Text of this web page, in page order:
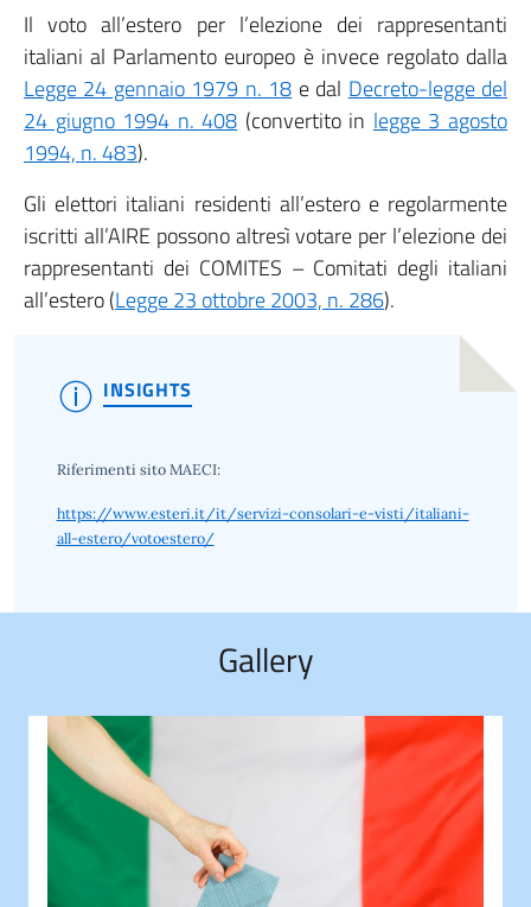
Il voto all’estero per l’elezione dei rappresentanti
italiani al Parlamento europeo è invece regolato dalla
Legge 24 gennaio 1979 n. 18 e dal Decreto-legge del
24 giugno 1994 n. 408 (convertito in legge 3 agosto
1994, n. 483).
Gli elettori italiani residenti all’estero e regolarmente
iscritti all’AIRE possono altresì votare per l’elezione dei
rappresentanti dei COMITES – Comitati degli italiani
all’estero (Legge 23 ottobre 2003, n. 286).
INSIGHTS
Riferimenti sito MAECI:
https://www.esteri.it/it/servizi-consolari-e-visti/italiani-
all-estero/votoestero/
Gallery